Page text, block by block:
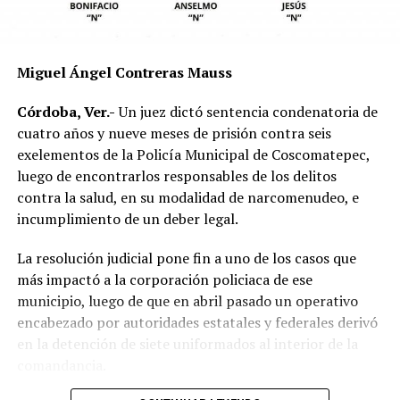
responsabilidad por parte de alguno de los conductores.
Las autoridades exhortaron a los automovilistas y
motociclistas a conducir con precaución, respetar los
límites de velocidad y aumentar la distancia de
seguridad entre vehículos, especialmente durante la
temporada de lluvias, cuando el riesgo de accidentes se
incrementa en las carreteras de la región.
La circulación en la zona se vio afectada por algunos
minutos mientras se realizaban las labores de auxilio y el
levantamiento de indicios por parte de las autoridades.
Posteriormente, el tránsito fue restablecido de manera
normal.
Miguel Ángel Contreras Mauss
Córdoba, Ver.-Un juez dictó sentencia condenatoria de
cuatro años y nueve meses de prisión contra seis
exelementos de la Policía Municipal de Coscomatepec,
luego de encontrarlos responsables de los delitos
contra la salud, en su modalidad de narcomenudeo, e
incumplimiento de un deber legal.
La resolución judicial pone fin a uno de los casos que
más impactó a la corporación policiaca de ese
municipio, luego de que en abril pasado un operativo
encabezado por autoridades estatales y federales derivó
en la detención de siete uniformados al interior de la